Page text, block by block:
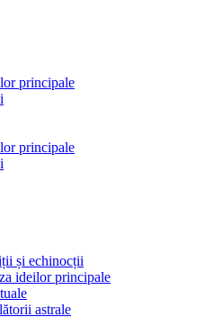
principale
principale
și echinocții
ideilor principale
astrale